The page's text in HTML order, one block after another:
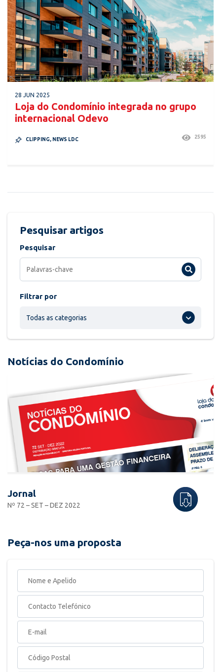
28 JUN 2025
Loja do Condomínio integrada no grupo
internacional Odevo
CLIPPING, NEWS LDC 2595
Pesquisar artigos
Pesquisar
Filtrar por
Todas as categorias
Notícias do Condomínio
Jornal
Nº 72 – SET – DEZ 2022
Peça-nos uma proposta